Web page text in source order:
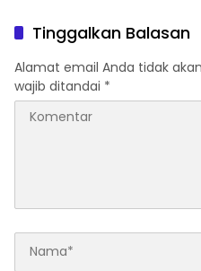
Tinggalkan Balasan
Alamat email Anda tidak
wajib ditandai *